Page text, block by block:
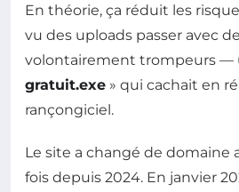
En théorie, ça réduit les
vu des uploads passer avec
volontairement trompeurs —
gratuit.exe » qui cachait en
rançongiciel.
Le site a changé de domaine
fois depuis 2024. En janvier